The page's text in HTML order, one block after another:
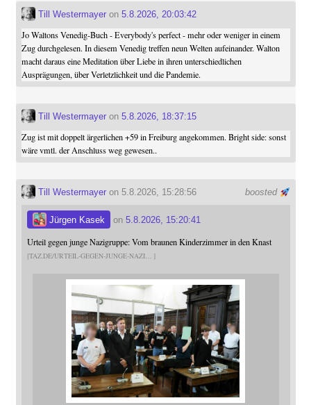
Till Westermayeron 5.8.2026, 20:03:42
Jo Waltons Venedig-Buch - Everybody's perfect - mehr oder weniger in einem
Zug durchgelesen. In diesem Venedig treffen neun Welten aufeinander. Walton
macht daraus eine Meditation über Liebe in ihren unterschiedlichen
Ausprägungen, über Verletzlichkeit und die Pandemie.
Till Westermayeron 5.8.2026, 18:37:15
Zug ist mit doppelt ärgerlichen +59 in Freiburg angekommen. Bright side: sonst
wäre vmtl. der Anschluss weg gewesen..
boosted
Till Westermayeron 5.8.2026, 15:28:56
Jürgen Kasek on 5.8.2026, 15:20:41
Urteil gegen junge Nazigruppe: Vom braunen Kinderzimmer in den Knast
TAZ.DE/URTEIL-GEGEN-JUNGE-NAZI